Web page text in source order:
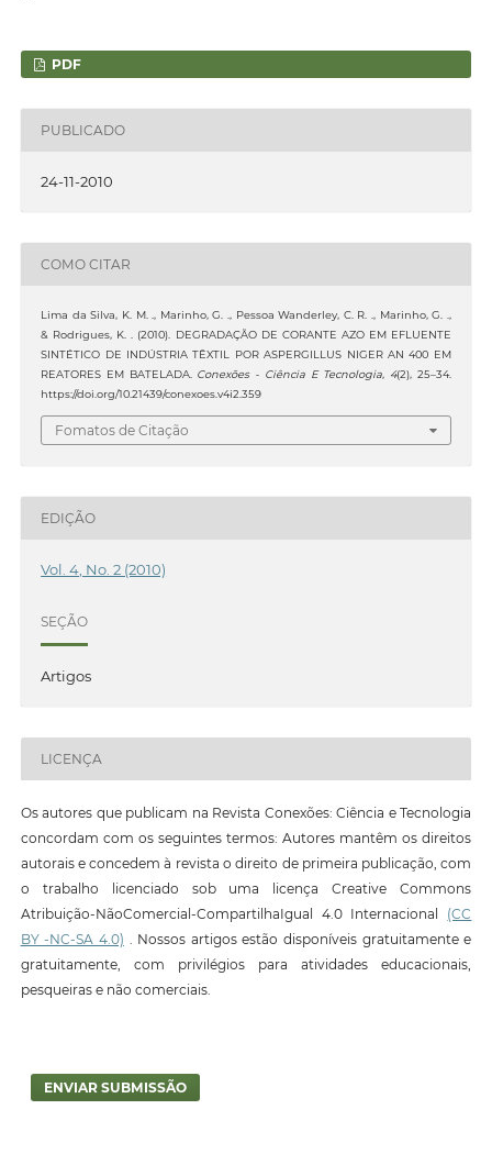
PDF
PUBLICADO
24-11-2010
COMO CITAR
Lima da Silva, K. M. ., Marinho, G. ., Pessoa Wanderley, C. R. ., Marinho, G. .,
& Rodrigues, K. . (2010). DEGRADAÇÃO DE CORANTE AZO EM EFLUENTE
SINTÉTICO DE INDÚSTRIA TÊXTIL POR ASPERGILLUS NIGER AN 400 EM
REATORES EM BATELADA. Conexões - Ciência E Tecnologia, 4(2), 25–34.
https://doi.org/10.21439/conexoes.v4i2.359
Fomatos de Citação
EDIÇÃO
Vol. 4, No. 2 (2010)
SEÇÃO
Artigos
LICENÇA
Os autores que publicam na Revista Conexões: Ciência e Tecnologia
concordam com os seguintes termos: Autores mantêm os direitos
autorais e concedem à revista o direito de primeira publicação, com
o trabalho licenciado sob uma licença Creative Commons
Atribuição-NãoComercial-CompartilhaIgual 4.0 Internacional (CC
BY -NC-SA 4.0) . Nossos artigos estão disponíveis gratuitamente e
gratuitamente, com privilégios para atividades educacionais,
pesqueiras e não comerciais.
ENVIAR SUBMISSÃO